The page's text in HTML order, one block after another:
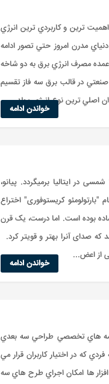
ترين و کاربردي ترين انرژي
مدرن امروز حتي تصور ادامه
مصرف انرژي برق به دو شاخه
در قالب برق سه فاز تقسيم
اصلي ترين نوع انرژي مولد...
خواندن ادامه
سبک موسیقی کلاسیک تاریخچه پیانو تاریخچه پیانو، به سال 1079 شمسی در ایتالیا برمیگردد. پیانو،
کریستوفوری" اختراع
ساده بوده است. اما درست، یک قرن
صدای آنرا بهتر و قویتر کرد.
از اعض...
خواندن ادامه
هاي تخصصي طراحي سه بعدي
که در اختيار کاربران قرار مي
ها امکان اجراي طرح هاي سه